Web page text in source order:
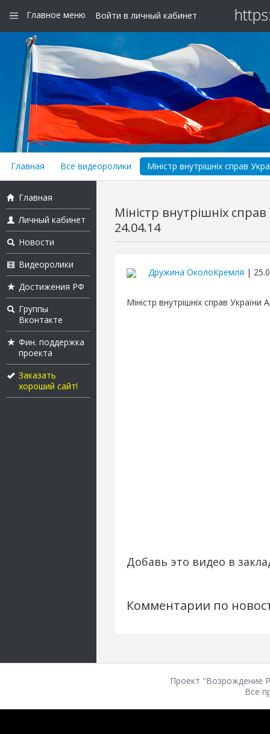
Главное меню Войти в личный кабинет
Главная Все видеоролики Міністр внутрішніх справ
Главная
Личный кабинет
Новости
Видеоролики
Достижения РФ
Группы
Вконтакте
Фин. поддержка
проекта
Заказать
хороший сайт!
Міністр внутрішніх
24.04.14
Дружина ОколоКремля |
Міністр внутрішніх справ
Добавь это видео в
Комментарии по
Проект "Возрождение
Все